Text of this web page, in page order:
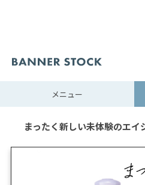
メニュー
まったく新しい未体験のエ